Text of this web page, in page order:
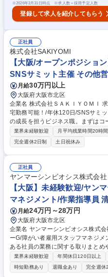
※2026年3月31日時点 ※求人数＝採用予定人数
登録して求人を紹介してもらう
正社員
株式会社SAKIYOMI
【大阪/オープンポジショ
SNSサミット主催 その他
月給30万円以上
大阪府大阪市北区
企業名 株式会社ＳＡＫＩＹＯＭＩ 求人名 【大阪/オープンポジション】在
宅勤務可能！/年休120日/SNSサミット主催 仕事の内容 SNS
の成長を担うビジネス職。まずは
理解を深め、成果次第でマーケテ
事業運営全般へ役割を広げていただきます。 入社後は反響営
注）に特化し、顧客課題の特定から
場で得た顧客の声を基に、営業KPI
グ施策の企画にも参画。単なる「営
ウハウを武器に、市場価値の高いビ
者やCXOを目指し、領域を問わず
募集職種 【大阪/オープンポジショ
ミット主催
業界未経験歓迎 月平均残業時間20時
完全週休2日制
土日祝休み
正社員
ヤンマーシンビオシス株式会社
【大阪】未経験歓迎/ヤン
マネジメント/作業指導員
月給24万円～28万円
大阪府大阪市北区
企業名 ヤンマーシンビオシス株式会社 求人名 【大阪】未経験歓迎/ヤ
ーG/障がい者雇用スタッフマネジメント/作業指導
ある社員の業務に関する取りまと
します。入社後は現場で作業を経
員育成業務や、グループ内の業務改善等
には】初期配属では清掃業務を担当
業界未経験歓迎 年間休日120日以上
時短勤務あり
退職金あり 完全週休